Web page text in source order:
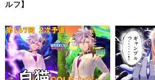
ルフ】